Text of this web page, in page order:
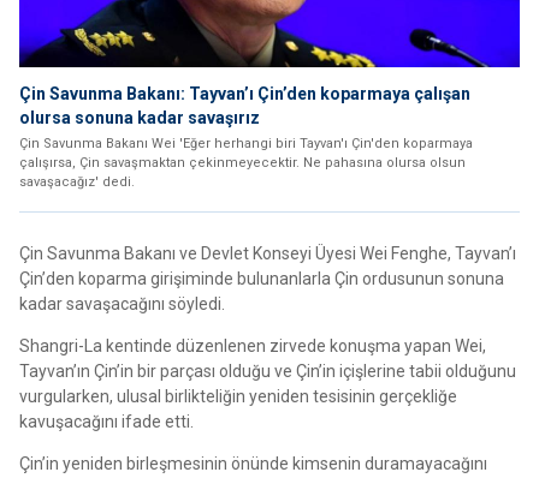
Çin Savunma Bakanı: Tayvan’ı Çin’den koparmaya çalışan
olursa sonuna kadar savaşırız
Çin Savunma Bakanı Wei 'Eğer herhangi biri Tayvan'ı Çin'den koparmaya
çalışırsa, Çin savaşmaktan çekinmeyecektir. Ne pahasına olursa olsun
savaşacağız' dedi.
Çin Savunma Bakanı ve Devlet Konseyi Üyesi Wei Fenghe, Tayvan’ı
Çin’den koparma girişiminde bulunanlarla Çin ordusunun sonuna
kadar savaşacağını söyledi.
Shangri-La kentinde düzenlenen zirvede konuşma yapan Wei,
Tayvan’ın Çin’in bir parçası olduğu ve Çin’in içişlerine tabii olduğunu
vurgularken, ulusal birlikteliğin yeniden tesisinin gerçekliğe
kavuşacağını ifade etti.
Çin’in yeniden birleşmesinin önünde kimsenin duramayacağını